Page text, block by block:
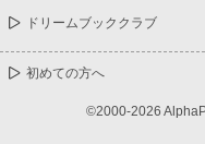
ドリームブッククラブ
初めての方へ
©2000-2026